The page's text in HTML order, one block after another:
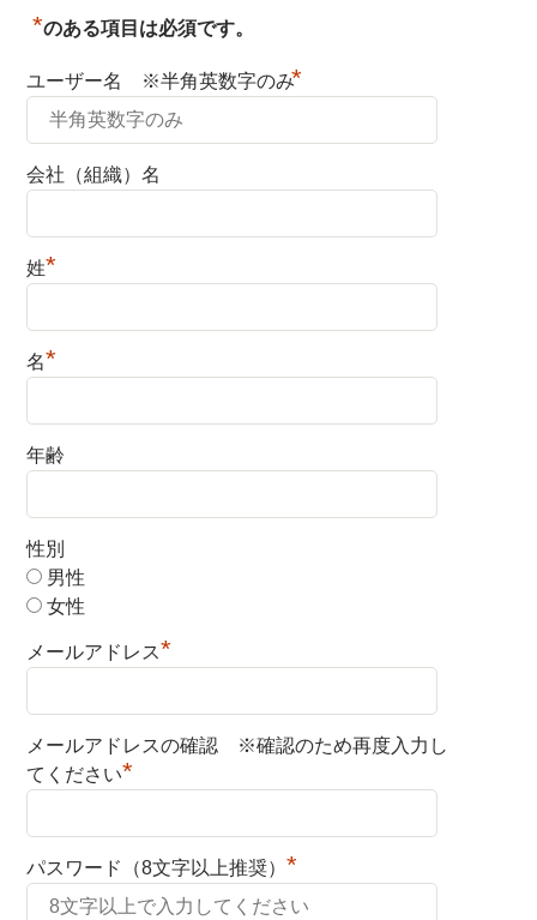
*のある項目は必須です。
ユーザー名 ※半角英数字のみ*
会社（組織）名
姓*
名*
年齢
性別
男性
女性
メールアドレス*
メールアドレスの確認 ※確認のため再度入力し
てください*
パスワード（8文字以上推奨）*